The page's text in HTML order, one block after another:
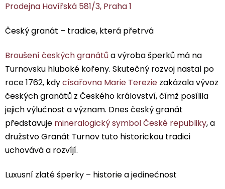
Prodejna Havířská 581/3, Praha 1
Český granát – tradice, která přetrvá
Broušení českých granátůa výroba šperků má na
Turnovsku hluboké kořeny. Skutečný rozvoj nastal po
roce 1762, kdycísařovna Marie Terezie zakázala vývoz
českých granátů z Českého království, čímž posílila
jejich výlučnost a význam. Dnes český granát
představuje mineralogický symbol České republiky, a
družstvo Granát Turnov tuto historickou tradici
uchovává a rozvíjí.
Luxusní zlaté šperky – historie a jedinečnost